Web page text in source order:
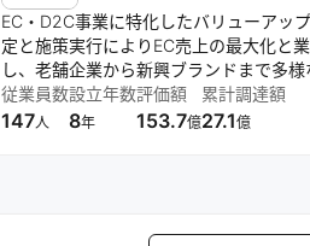
EC・D2C事業に特化したバリューアッ
定と施策実行によりEC売上の最大化と
し、老舗企業から新興ブランドまで多
従業員数
147人
設立年数
8年
評価額
153.7億
累計調達額
27.1億